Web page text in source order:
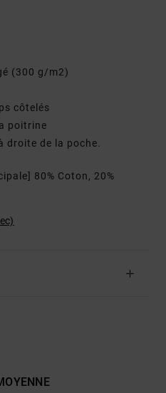
(300 g/m2)
côtelés
poitrine
droite de la poche.
80% Coton, 20%